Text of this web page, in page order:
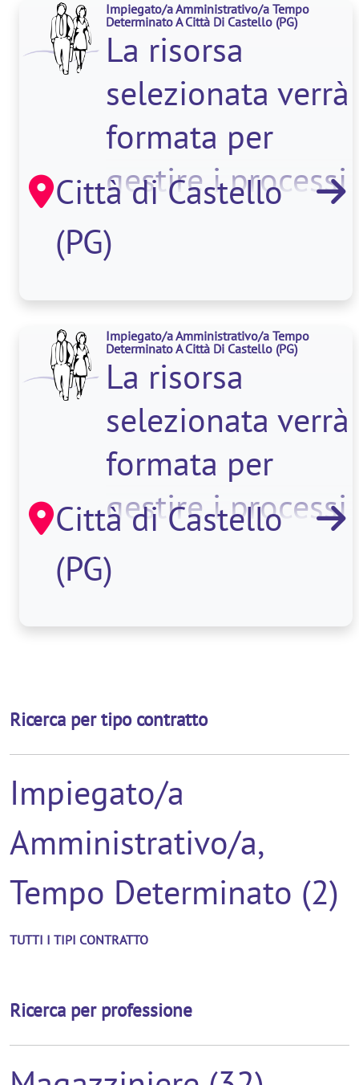
Impiegato/a Amministrativo/a Tempo
Determinato A Città Di Castello (PG)
La risorsa
selezionata verrà
formata per
gestire i processi
operativi e
burocratici
dell'ufficio
Città di Castello
(PG)
Impiegato/a Amministrativo/a Tempo
Determinato A Città Di Castello (PG)
La risorsa
selezionata verrà
formata per
gestire i processi
operativi e
burocratici
dell'ufficio
Città di Castello
(PG)
Ricerca per tipo contratto
Impiegato/a
Amministrativo/a,
Tempo Determinato (2)
TUTTI I TIPI CONTRATTO
Ricerca per professione